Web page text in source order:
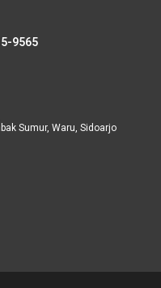
9565
Sumur, Waru, Sidoarjo